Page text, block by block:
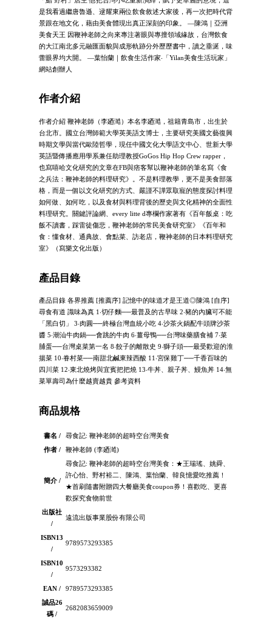
是我看過繼唐魯遜、逯耀東兩位飲食敘述大家後，再一次把時代背
景跟在地文化，藉由美食體現出真正深刻的印象。 —陳鴻｜亞洲
美食天王 因鞭神老師之向來專注著眼與專擅領域緣故，台灣飲食
的大江南北多元融匯面貌與成形軌跡分外歷歷書中，讀之垂涎，味
蕾眼界均大開。 —葉怡蘭｜飲食生活作家‧「Yilan美食生活玩家」
網站創辦人
作者介紹
作者介紹 鞭神老師（李廼澔）本名李廼澔，祖籍青島市，出生於
台北市。國立台灣師範大學英美語文博士，主要研究美國文藝復興
時期文學與當代歐陸哲學，現任中國文化大學語文中心、世新大學
英語暨傳播應用學系兼任助理教授GoGos Hip Hop Crew rapper，
也寫嘻哈文化研究的文章在FB與痞客幫以鞭神老師的筆名寫《食
之兵法：鞭神老師的料理研究》。不是料理教學，更不是美食部落
格，而是一個以文化研究的方式、嚴謹不譁眾取寵的態度探討料理
如何做、如何吃，以及食材與料理背後的歷史與文化精神的全面性
料理研究。關鍵評論網、every litte d專欄作家著有《百年飯桌：吃
飯不讀書，踩雷徒傷悲，鞭神老師的常民美食研究室》《百年和
食：懂食材、通典故、會點菜、訪老店，鞭神老師的日本料理研究
室》（寫樂文化出版）
產品目錄
產品目錄 各界推薦 [推薦序] 記憶中的味道才是王道◎陳鴻 [自序]
尋食有道 識味為真 1‧切仔麵──最普及的古早味 2‧豬的內臟可不能
「黑白切」 3‧肉圓──終極台灣血統小吃 4‧沙茶火鍋配牛頭牌沙茶
醬 5‧潮汕牛肉鍋──會跳的牛肉 6‧薑母鴨──台灣味藥膳食補 7‧菜
脯蛋──台灣桌菜第一名 8‧餃子的離散史 9‧獅子頭──最受歡迎的淮
揚菜 10‧眷村菜──南甜北鹹東辣西酸 11‧宮保雞丁──千香百味的
四川菜 12‧東北燒烤與宜賓把把燒 13‧牛丼、親子丼、鰻魚丼 14‧無
菜單壽司為什麼越賣越貴 參考資料
商品規格
書名 /
尋食記: 鞭神老師的超時空台灣美食
作者 /
鞭神老師 (李廼澔)
簡介 /
尋食記: 鞭神老師的超時空台灣美食：★王瑞瑤、姚舜、
許心怡、野村裕二、陳鴻、葉怡蘭、韓良憶愛吃推薦！
★首刷隨書附贈四大餐廳美食coupon券！喜歡吃、更喜
歡探究食物前世
出版社
/
遠流出版事業股份有限公司
ISBN13
/
9789573293385
ISBN10
/
9573293382
EAN /
9789573293385
誠品26
碼 /
2682083659009